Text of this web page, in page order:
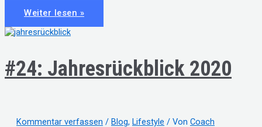
#25:
Trotz
Lockdown
besser
werden
Weiter lesen »
#24: Jahresrückblick 2020
Kommentar verfassen / Blog, Lifestyle / Von Coach